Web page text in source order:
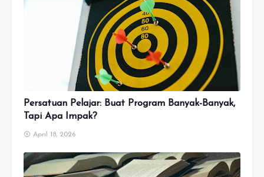
Persatuan Pelajar: Buat Program Banyak-Banyak,
Tapi Apa Impak?
April 18, 2026